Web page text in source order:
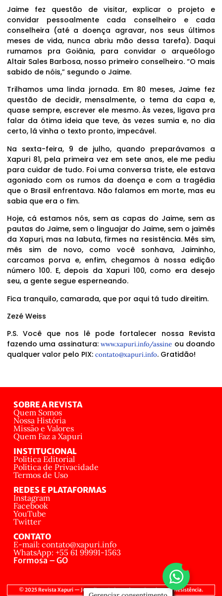
Jaime fez questão de visitar, explicar o projeto e
convidar pessoalmente cada conselheiro e cada
conselheira (até a doença agravar, nos seus últimos
meses de vida, nunca abriu mão dessa tarefa). Daqui
rumamos pra Goiânia, para convidar o arqueólogo
Altair Sales Barbosa, nosso primeiro conselheiro. “O mais
sabido de nóis,” segundo o Jaime.
Trilhamos uma linda jornada. Em 80 meses, Jaime fez
questão de decidir, mensalmente, o tema da capa e,
quase sempre, escrever ele mesmo. Às vezes, ligava pra
falar da ótima ideia que teve, às vezes sumia e, no dia
certo, lá vinha o texto pronto, impecável.
Na sexta-feira, 9 de julho, quando preparávamos a
Xapuri 81, pela primeira vez em sete anos, ele me pediu
para cuidar de tudo. Foi uma conversa triste, ele estava
agoniado com os rumos da doença e com a tragédia
que o Brasil enfrentava. Não falamos em morte, mas eu
sabia que era o fim.
Hoje, cá estamos nós, sem as capas do Jaime, sem as
pautas do Jaime, sem o linguajar do Jaime, sem o jaimês
da Xapuri, mas na labuta, firmes na resistência. Mês sim,
mês sim de novo, como você sonhava, Jaiminho,
carcamos porva e, enfim, chegamos à nossa edição
número 100. E, depois da Xapuri 100, como era desejo
seu, a gente segue esperneando.
Fica tranquilo, camarada, que por aqui tá tudo direitim.
Zezé Weiss
P.S. Você que nos lê pode fortalecer nossa Revista
fazendo uma assinatura:www.xapuri.info/assine ou doando
qualquer valor pelo PIX: contato@xapuri.info. Gratidão!
SOBRE A REVISTA
Quem Somos
Nossa História
Missão e Valores
Quem Faz a Xapuri
INSTITUCIONAL
Política Editorial
Política de Privacidade
Termos de Uso
REDES E PLATAFORMAS
Instagram
Facebook
YouTube
Twitter
CONTATO
E-mail: contato@xapuri.info
WhatsApp: +55 61 99991-1563
Formosa – GO
© 2025 Revista Xapuri — Jornalismo Independente, Popular e de Resistência.